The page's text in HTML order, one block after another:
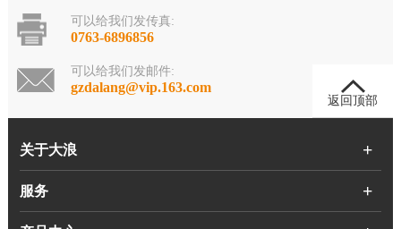
返回顶部
可以给我们发传真:
0763-6896856
可以给我们发邮件:
gzdalang@vip.163.com
关于大浪
服务